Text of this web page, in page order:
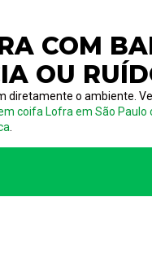
COM
OU
diretamente o ambiente.
coifa Lofra em São Paulo
.